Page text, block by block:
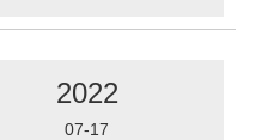
2022
07-17